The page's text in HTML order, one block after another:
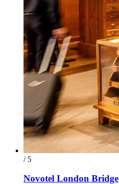
/ 5
Novotel London Bridge